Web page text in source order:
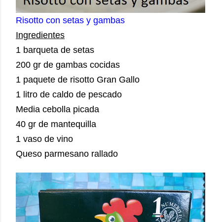
Risotto con setas y gambas
Ingredientes
1 barqueta de setas
200 gr de gambas cocidas
1 paquete de risotto Gran Gallo
1 litro de caldo de pescado
Media cebolla picada
40 gr de mantequilla
1 vaso de vino
Queso parmesano rallado